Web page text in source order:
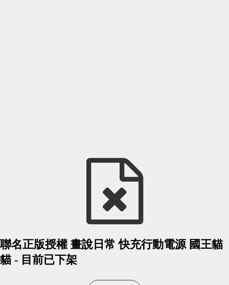
聯名正版授權 畫說日常 快充行動電源 國王貓
貓 - 目前已下架